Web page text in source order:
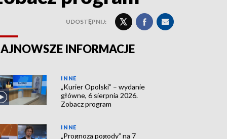
UDOSTĘPNIJ:
INFORMACJE
INNE
„Kurier Opolski” – wydanie
główne, 6 sierpnia 2026.
Zobacz program
INNE
„Prognoza pogody” na 7